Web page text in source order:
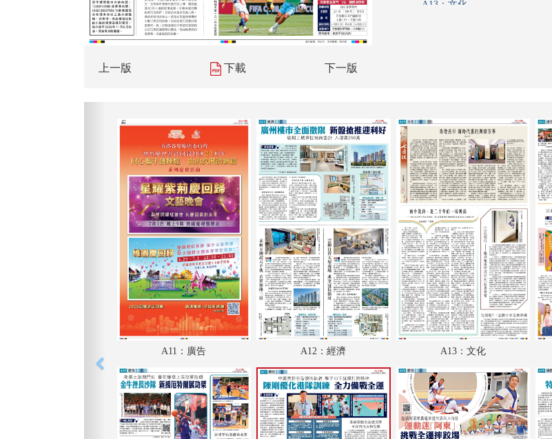
上一版 下載 下一版
A13：文化
A18：體育
A19：國際
A20：國際
A11：廣告 A12：經濟 A13：文化